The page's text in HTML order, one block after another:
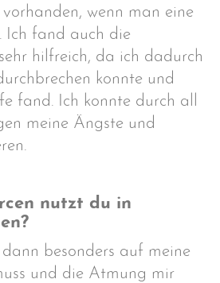
wenn man eine
Ich fand auch die
hilfreich, da ich dadurch
konnte und
fand. Ich konnte durch all
meine Ängste und
nutzt du in
dann besonders auf meine
und die Atmung mir